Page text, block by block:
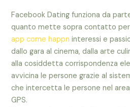
Facebook Dating funziona da
quanto mette sopra contatto
app come happn interessi e
dallo gara al cinema, dalla arte
alla cosiddetta corrispondenza
avvicina le persone grazie al
che intercetta le persone nel
GPS.